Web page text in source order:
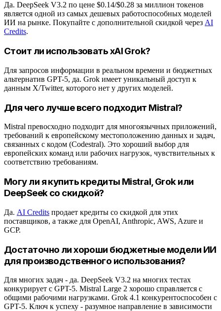
Да. DeepSeek V3.2 по цене $0.14/$0.28 за миллион токенов
является одной из самых дешевых работоспособных моделей
ИИ на рынке. Покупайте с дополнительной скидкой через AI
Credits.
Стоит ли использовать xAI Grok?
Для запросов информации в реальном времени и бюджетных
альтернатив GPT-5, да. Grok имеет уникальный доступ к
данным X/Twitter, которого нет у других моделей.
Для чего лучше всего подходит Mistral?
Mistral превосходно подходит для многоязычных приложений,
требований к европейскому местоположению данных и задач,
связанных с кодом (Codestral). Это хороший выбор для
европейских команд или рабочих нагрузок, чувствительных к
соответствию требованиям.
Могу ли я купить кредиты Mistral, Grok или
DeepSeek со скидкой?
Да. AI Credits продает кредиты со скидкой для этих
поставщиков, а также для OpenAI, Anthropic, AWS, Azure и
GCP.
Достаточно ли хороши бюджетные модели ИИ
для производственного использования?
Для многих задач - да. DeepSeek V3.2 на многих тестах
конкурирует с GPT-5. Mistral Large 2 хорошо справляется с
общими рабочими нагрузками. Grok 4.1 конкурентоспособен с
GPT-5. Ключ к успеху - разумное направление в зависимости